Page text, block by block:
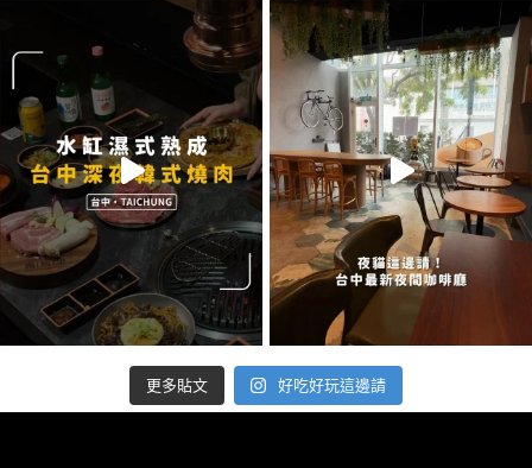
更多貼文 好吃好玩這邊請